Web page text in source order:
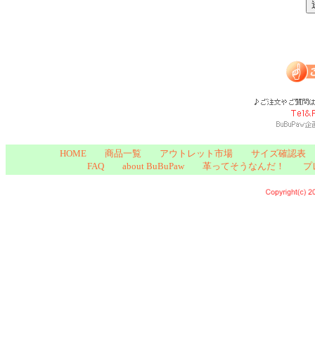
HOME 商品一覧 アウトレット市場
サイズ確認表
FAQ
about BuBuPaw 革ってそうなんだ！ プ